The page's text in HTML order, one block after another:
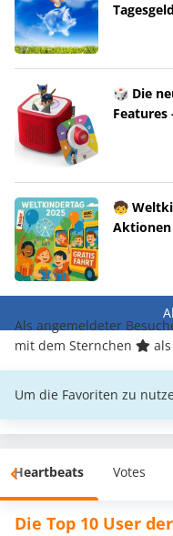
🎲 Die
🧒
Als angemeldeter
mit dem Sternchen
Um die Favoriten zu
Heartbeats Votes
Die Top 10 User